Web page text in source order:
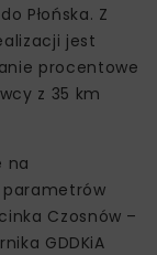
Płońska. Z
jest
procentowe
z 35 km
na
parametrów
Czosnów –
GDDKiA